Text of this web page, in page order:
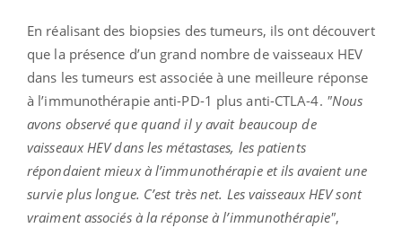
En réalisant des biopsies des tumeurs, ils ont découvert
que la présence d’un grand nombre de vaisseaux HEV
dans les tumeurs est associée à une meilleure réponse
à l’immunothérapie anti-PD-1 plus anti-CTLA-4. "Nous
avons observé que quand il y avait beaucoup de
vaisseaux HEV dans les métastases, les patients
répondaient mieux à l’immunothérapie et ils avaient une
survie plus longue. C’est très net. Les vaisseaux HEV sont
vraiment associés à la réponse à l’immunothérapie",